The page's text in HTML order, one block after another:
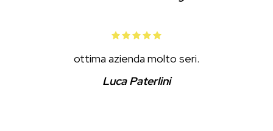
ottima azienda molto seri.
Luca Paterlini